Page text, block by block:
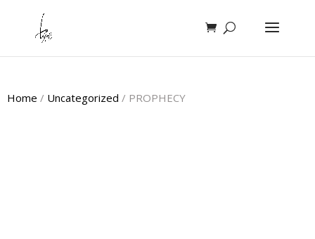
Home / Uncategorized / PROPHECY